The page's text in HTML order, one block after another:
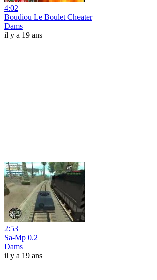
4:02
Boudiou Le Boulet Cheater
Dams
il y a 19 ans
2:53
Sa-Mp 0.2
Dams
il y a 19 ans